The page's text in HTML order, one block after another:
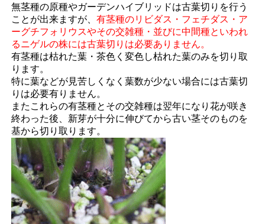
無茎種の原種やガーデンハイブリッドは古葉切りを行う
ことが出来ますが、 有茎種のリビダス・フェチダス・ア
ーグチフォリウスやその交雑種・並びに中間種といわれ
るニゲルの株には古葉切りは必要ありません。
有茎種は枯れた葉・茶色く変色し枯れた葉のみを切り取
ります。
特に葉などが見苦しくなく葉数が少ない場合には古葉切
りは必要有りません。
またこれらの有茎種とその交雑種は翌年になり花が咲き
終わった後、新芽が十分に伸びてから古い茎そのものを
基から切り取ります。